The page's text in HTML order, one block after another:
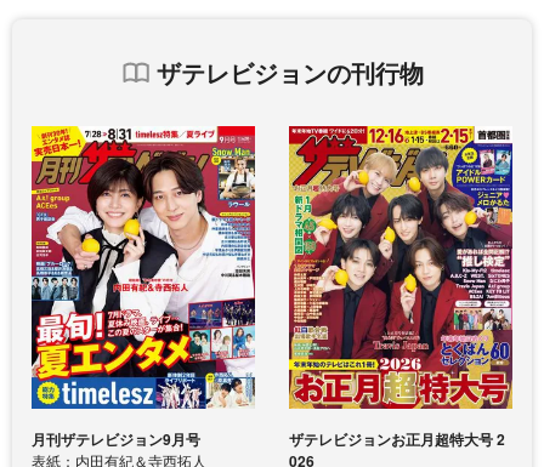
ザテレビジョンの刊行物
月刊ザテレビジョン9月号
表紙：内田有紀＆寺西拓人
ザテレビジョンお正月超特大号 2
026